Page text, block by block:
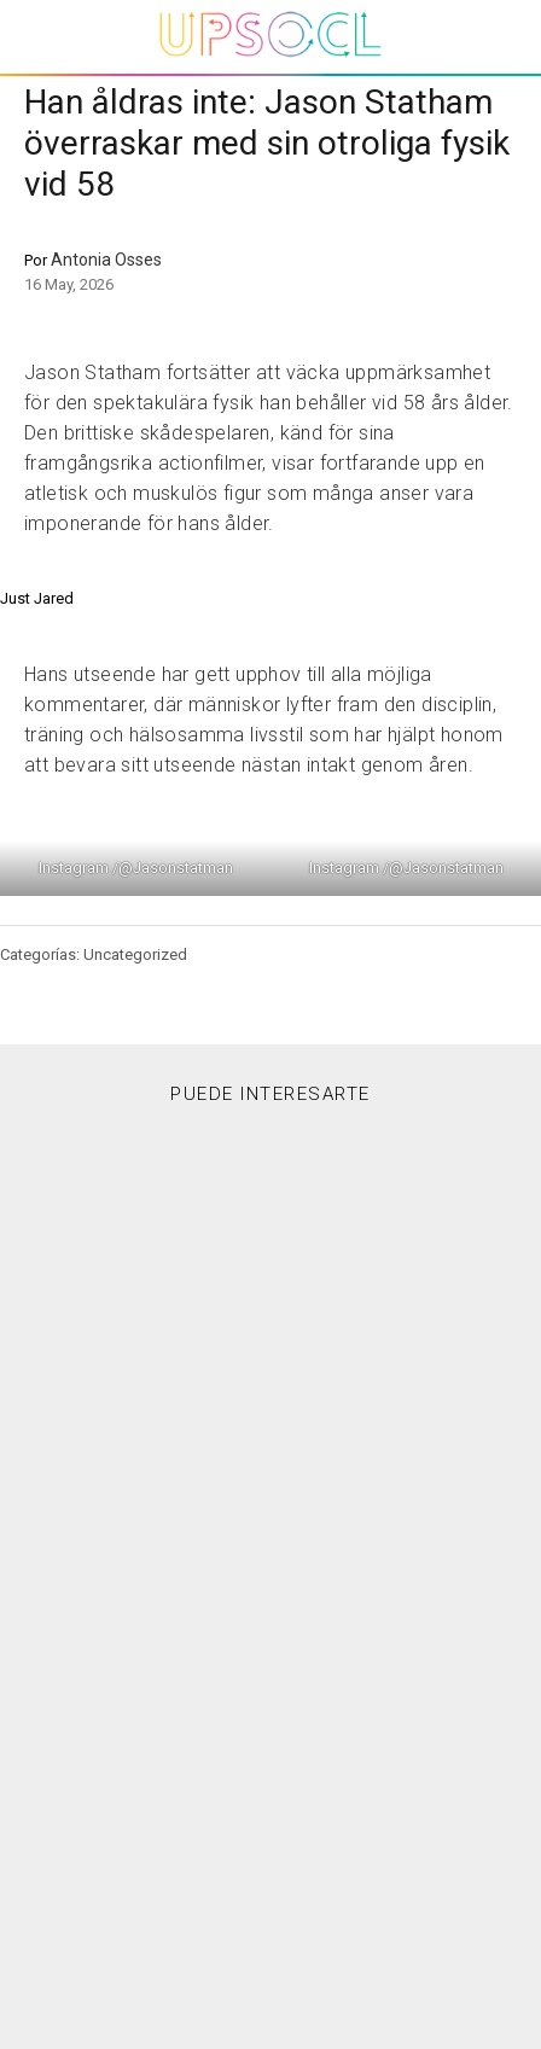
Han åldras inte: Jason Statham
överraskar med sin otroliga fysik
vid 58
PorAntonia Osses
16 May, 2026
Jason Statham fortsätter att väcka uppmärksamhet
för den spektakulära fysik han behåller vid 58 års ålder.
Den brittiske skådespelaren, känd för sina
framgångsrika actionfilmer, visar fortfarande upp en
atletisk och muskulös figur som många anser vara
imponerande för hans ålder.
Just Jared
Hans utseende har gett upphov till alla möjliga
kommentarer, där människor lyfter fram den disciplin,
träning och hälsosamma livsstil som har hjälpt honom
att bevara sitt utseende nästan intakt genom åren.
Instagram /@Jasonstatman Instagram /@Jasonstatman
Categorías: Uncategorized
PUEDE INTERESARTE